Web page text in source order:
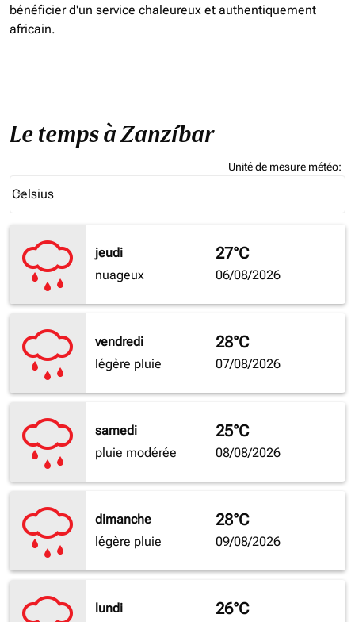
bénéficier d'un service chaleureux et authentiquement
africain.
Le temps à Zanzíbar
Unité de mesure météo:
Celsius
keyboard_arrow_down
jeudi
nuageux
27°C
06/08/2026
vendredi
légère pluie
28°C
07/08/2026
samedi
pluie modérée
25°C
08/08/2026
dimanche
légère pluie
28°C
09/08/2026
lundi
26°C